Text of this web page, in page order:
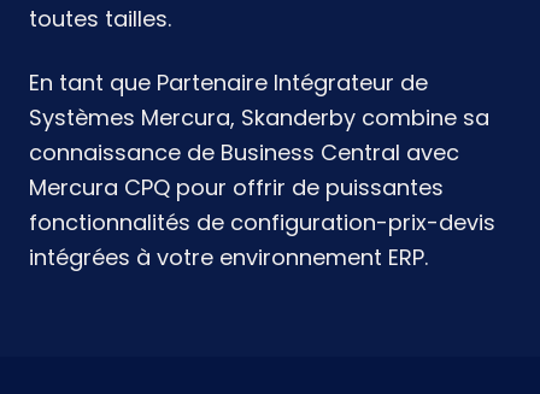
toutes tailles.
En tant que Partenaire Intégrateur de
Systèmes Mercura, Skanderby combine sa
connaissance de Business Central avec
Mercura CPQ pour offrir de puissantes
fonctionnalités de configuration-prix-devis
intégrées à votre environnement ERP.